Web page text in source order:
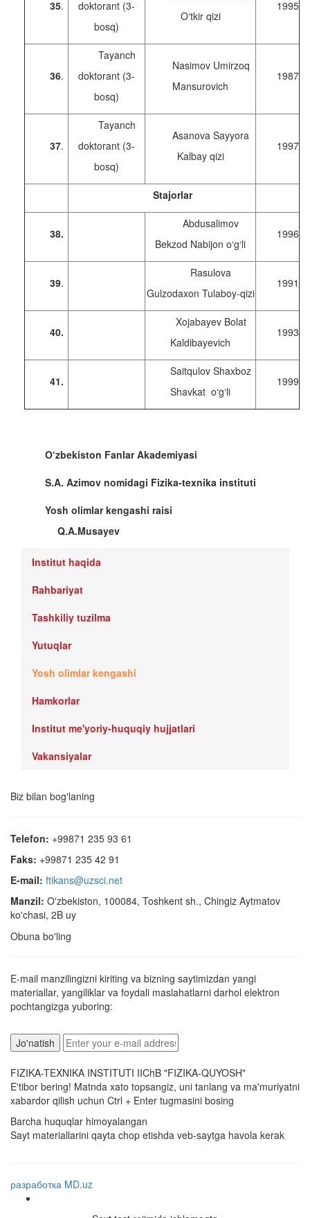
35.
doktorant (3-
bosq)
O‘tkir qizi
1995
36.
Tayanch
doktorant (3-
bosq)
Nasimov Umirzoq
Mansurovich
1987
37.
Tayanch
doktorant (3-
bosq)
Asanova Sayyora
Kalbay qizi
1997
Stajorlar
38.
Abdusalimov
Bekzod Nabijon o‘g‘li
1996
39.
Rasulova
Gulzodaxon Tulaboy-qizi
1991
40.
Xojabayev Bolat
Kaldibayevich
1993
41.
Saitqulov Shaxboz
Shavkat o‘g‘li
1999
O‘zbekiston Fanlar Akademiyasi
S.A. Azimov nomidagi Fizika-texnika instituti
Yosh olimlar kengashi raisi
Q.A.Musayev
Institut haqida
Rahbariyat
Tashkiliy tuzilma
Yutuqlar
Yosh olimlar kengashi
Hamkorlar
Institut me'yoriy-huquqiy hujjatlari
Vakansiyalar
Biz bilan bog'laning
Telefon: +99871 235 93 61
Faks: +99871 235 42 91
E-mail: ftikans@uzsci.net
Manzil: O'zbekiston, 100084, Toshkent sh., Chingiz Aytmatov
ko'chasi, 2B uy
Obuna bo'ling
E-mail manzilingizni kiriting va bizning saytimizdan yangi
materiallar, yangiliklar va foydali maslahatlarni darhol elektron
pochtangizga yuboring:
FIZIKA-TEXNIKA INSTITUTI IIChB "FIZIKA-QUYOSH"
E'tibor bering! Matnda xato topsangiz, uni tanlang va ma'muriyatni
xabardor qilish uchun Ctrl + Enter tugmasini bosing
Barcha huquqlar himoyalangan
Sayt materiallarini qayta chop etishda veb-saytga havola kerak
разработка MD.uz